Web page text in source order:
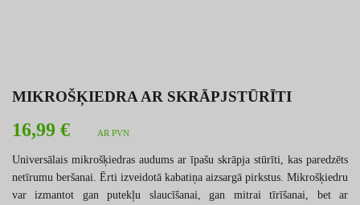
MIKROŠĶIEDRA AR SKRĀPJSTŪRĪTI
16,99 € AR PVN
Universālais mikrošķiedras audums ar īpašu skrāpja stūrīti, kas paredzēts
netīrumu beršanai. Ērti izveidotā kabatiņa aizsargā pirkstus. Mikrošķiedru
var izmantot gan putekļu slaucīšanai, gan mitrai tīrīšanai, bet ar